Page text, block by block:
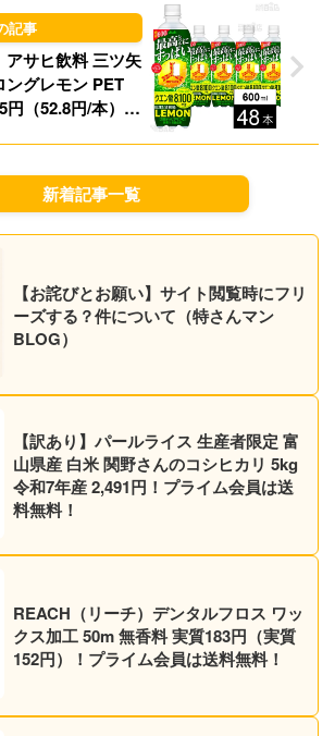
アサヒ飲料 三ツ矢
ングレモン PET
円（52.8円/本）送
新着記事一覧
【お詫びとお願い】サイト閲覧時にフリ
ーズする？件について（特さんマン
BLOG）
【訳あり】パールライス 生産者限定 富
山県産 白米 関野さんのコシヒカリ 5kg
令和7年産 2,491円！プライム会員は送
料無料！
REACH（リーチ）デンタルフロス ワッ
クス加工 50m 無香料 実質183円（実質
152円）！プライム会員は送料無料！